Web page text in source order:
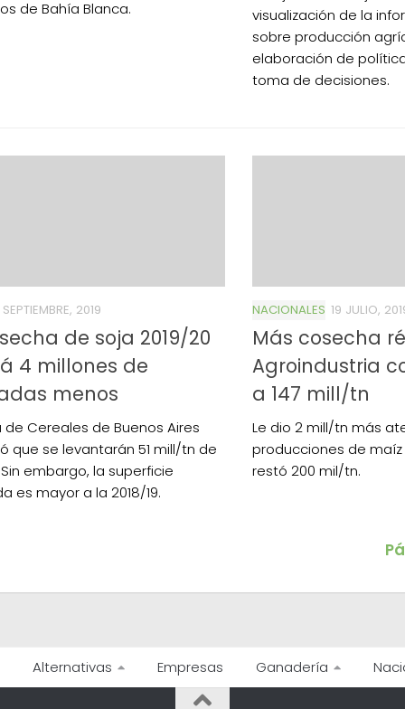
de Bahía Blanca.
visualización de la
sobre producción
elaboración de
toma de decisiones.
2019
de soja 2019/20
4 millones de
menos
de Cereales de Buenos Aires
que se levantarán 51 mill/tn de
embargo, la superficie
es mayor a la 2018/19.
NACIONALES 19 JULIO,
Más cosecha
Agroindustria
a 147 mill/tn
Le dio 2 mill/tn más
producciones de maíz
restó 200 mil/tn.
Alternativas Empresas Ganadería